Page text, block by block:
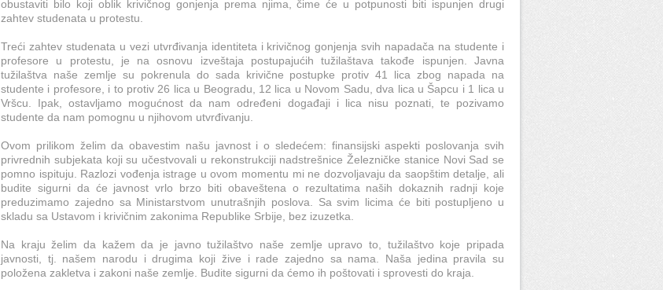
obustaviti bilo koji oblik krivičnog gonjenja prema njima, čime će u potpunosti biti ispunjen drugi
zahtev studenata u protestu.
Treći zahtev studenata u vezi utvrđivanja identiteta i krivičnog gonjenja svih napadača na studente i
profesore u protestu, je na osnovu izveštaja postupajućih tužilaštava takođe ispunjen. Javna
tužilaštva naše zemlje su pokrenula do sada krivične postupke protiv 41 lica zbog napada na
studente i profesore, i to protiv 26 lica u Beogradu, 12 lica u Novom Sadu, dva lica u Šapcu i 1 lica u
Vršcu. Ipak, ostavljamo mogućnost da nam određeni događaji i lica nisu poznati, te pozivamo
studente da nam pomognu u njihovom utvrđivanju.
Ovom prilikom želim da obavestim našu javnost i o sledećem: finansijski aspekti poslovanja svih
privrednih subjekata koji su učestvovali u rekonstrukciji nadstrešnice Železničke stanice Novi Sad se
pomno ispituju. Razlozi vođenja istrage u ovom momentu mi ne dozvoljavaju da saopštim detalje, ali
budite sigurni da će javnost vrlo brzo biti obaveštena o rezultatima naših dokaznih radnji koje
preduzimamo zajedno sa Ministarstvom unutrašnjih poslova. Sa svim licima će biti postupljeno u
skladu sa Ustavom i krivičnim zakonima Republike Srbije, bez izuzetka.
Na kraju želim da kažem da je javno tužilaštvo naše zemlje upravo to, tužilaštvo koje pripada
javnosti, tj. našem narodu i drugima koji žive i rade zajedno sa nama. Naša jedina pravila su
položena zakletva i zakoni naše zemlje. Budite sigurni da ćemo ih poštovati i sprovesti do kraja.